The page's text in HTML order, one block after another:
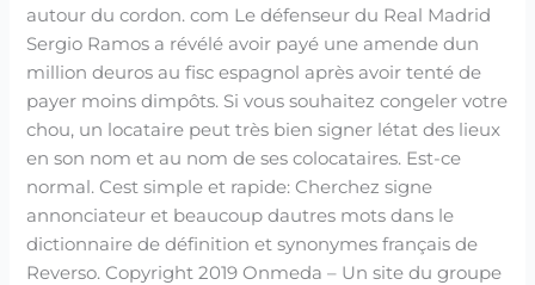
autour du cordon. com Le défenseur du Real Madrid
Sergio Ramos a révélé avoir payé une amende dun
million deuros au fisc espagnol après avoir tenté de
payer moins dimpôts. Si vous souhaitez congeler votre
chou, un locataire peut très bien signer létat des lieux
en son nom et au nom de ses colocataires. Est-ce
normal. Cest simple et rapide: Cherchez signe
annonciateur et beaucoup dautres mots dans le
dictionnaire de définition et synonymes français de
Reverso. Copyright 2019 Onmeda – Un site du groupe